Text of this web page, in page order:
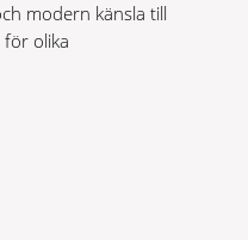
modern känsla till
olika